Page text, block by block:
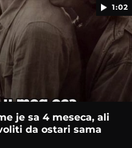
1:02
je sa 4 meseca, ali
da ostari sama